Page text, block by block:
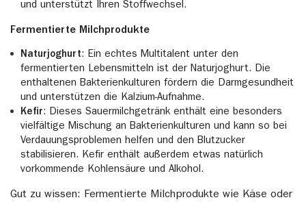
und unterstützt Ihren Stoffwechsel.
Fermentierte Milchprodukte
Naturjoghurt: Ein echtes Multitalent unter den
fermentierten Lebensmitteln ist der Naturjoghurt. Die
enthaltenen Bakterienkulturen fördern die Darmgesundheit
und unterstützen die Kalzium-Aufnahme.
Kefir: Dieses Sauermilchgetränk enthält eine besonders
vielfältige Mischung an Bakterienkulturen und kann so bei
Verdauungsproblemen helfen und den Blutzucker
stabilisieren. Kefir enthält außerdem etwas natürlich
vorkommende Kohlensäure und Alkohol.
Gut zu wissen: Fermentierte Milchprodukte wie Käse oder